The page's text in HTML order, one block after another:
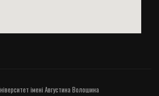
імені Августина Волошина